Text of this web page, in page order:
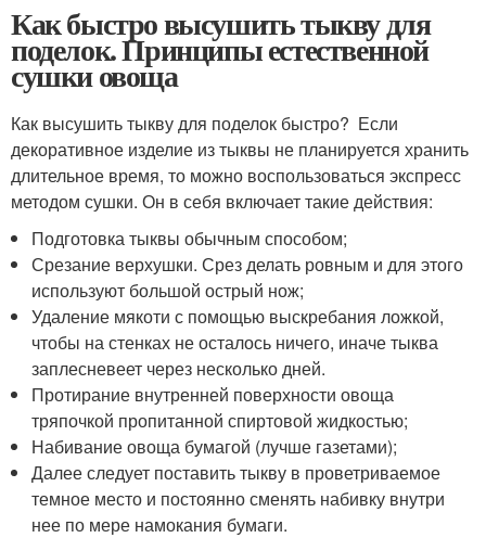
Как быстро высушить тыкву для
поделок. Принципы естественной
сушки овоща
Как высушить тыкву для поделок быстро? Если
декоративное изделие из тыквы не планируется хранить
длительное время, то можно воспользоваться экспресс
методом сушки. Он в себя включает такие действия:
Подготовка тыквы обычным способом;
Срезание верхушки. Срез делать ровным и для этого
используют большой острый нож;
Удаление мякоти с помощью выскребания ложкой,
чтобы на стенках не осталось ничего, иначе тыква
заплесневеет через несколько дней.
Протирание внутренней поверхности овоща
тряпочкой пропитанной спиртовой жидкостью;
Набивание овоща бумагой (лучше газетами);
Далее следует поставить тыкву в проветриваемое
темное место и постоянно сменять набивку внутри
нее по мере намокания бумаги.